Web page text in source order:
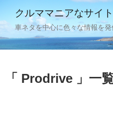
クルママニアなサイト
車ネタを中心に色々な情報を発
Prodrive 一